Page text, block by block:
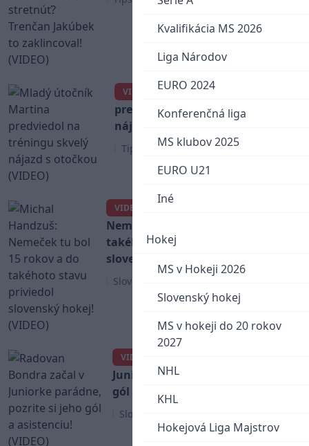
Kvalifikácia MS 2026
Liga Národov
EURO 2024
Konferenčná liga
MS klubov 2025
EURO U21
Iné
Hokej
MS v Hokeji 2026
Slovenský hokej
MS v hokeji do 20 rokov
2027
NHL
KHL
Hokejová Liga Majstrov
VIDEO
Mladý útočník Martina
predviedol na tréningu skvelý
nájazd s otočkou (VIDEO)
Tipsport liga
VIDEO
Nemeček tu bol 15 rokov a do
takéhoto stavu priviedol
slovenský hokej! (VIDEO)
Slovenský hokej
VIDEO
Juniorke parádne, pozrite si jeho
gól a asistenciu! (VIDEO)
Slovenský hokej